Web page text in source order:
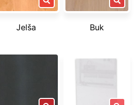
Jelša Buk